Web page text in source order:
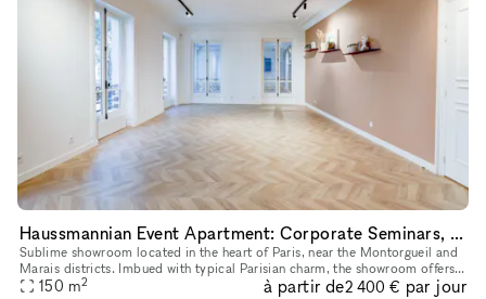
Haussmannian Event Apartment: Corporate Seminars, Conferences, Showrooms...
Sublime showroom located in the heart of Paris, near the Montorgueil and
Marais districts. Imbued with typical Parisian charm, the showroom offers
an incomparable showcase. You can rent it to highlig
150 m2 à partir de2 400 € par jour